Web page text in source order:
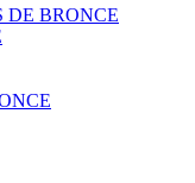
DE BRONCE